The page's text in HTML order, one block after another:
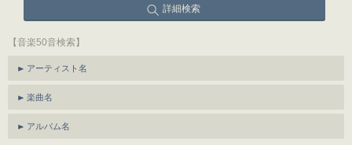
詳細検索
【音楽50音検索】
アーティスト名
楽曲名
アルバム名